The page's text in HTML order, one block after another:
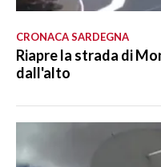
CRONACA SARDEGNA
Riapre la strada di
dall'alto